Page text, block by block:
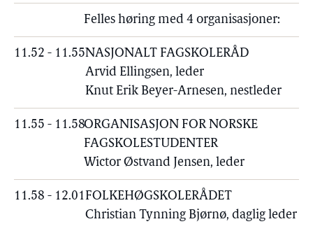
Felles høring med 4 organisasjoner:
11.52 - 11.55NASJONALT FAGSKOLERÅD
Arvid Ellingsen, leder
Knut Erik Beyer-Arnesen, nestleder
11.55 - 11.58ORGANISASJON FOR NORSKE
FAGSKOLESTUDENTER
Wictor Østvand Jensen, leder
11.58 - 12.01FOLKEHØGSKOLERÅDET
Christian Tynning Bjørnø, daglig leder